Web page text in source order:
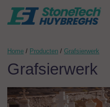
Home / Producten / Grafsierwerk
Grafsierwerk